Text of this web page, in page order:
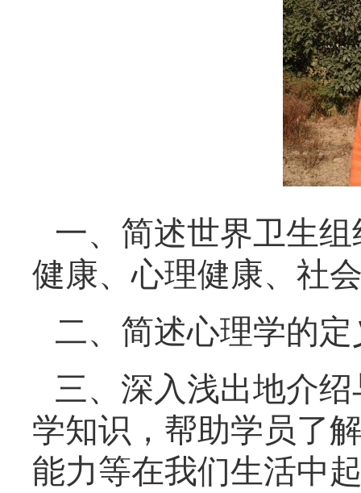
一、 简述世界卫生
健康、心理健康、社
二、 简述心理学的
三、 深入浅出地介
学知识，帮助学员了
能力等在我们生活中